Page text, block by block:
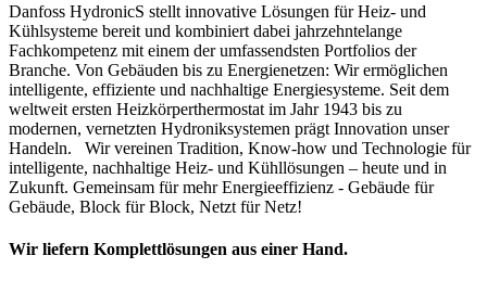
Danfoss HydronicS stellt innovative Lösungen für Heiz- und
Kühlsysteme bereit und kombiniert dabei jahrzehntelange
Fachkompetenz mit einem der umfassendsten Portfolios der
Branche. Von Gebäuden bis zu Energienetzen: Wir ermöglichen
intelligente, effiziente und nachhaltige Energiesysteme. Seit dem
weltweit ersten Heizkörperthermostat im Jahr 1943 bis zu
modernen, vernetzten Hydroniksystemen prägt Innovation unser
Handeln. Wir vereinen Tradition, Know-how und Technologie für
intelligente, nachhaltige Heiz- und Kühllösungen – heute und in
Zukunft. Gemeinsam für mehr Energieeffizienz - Gebäude für
Gebäude, Block für Block, Netzt für Netz!
Wir liefern Komplettlösungen aus einer Hand.